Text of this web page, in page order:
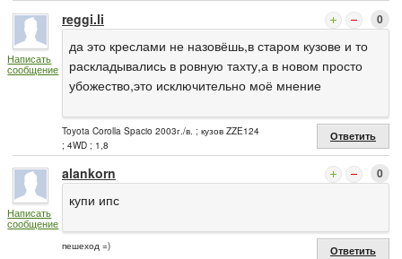
Написать
сообщение
reggi.li 0
да это креслами не назовёшь,в старом кузове и то
раскладывались в ровную тахту,а в новом просто
убожество,это исключительно моё мнение
Toyota Corolla Spacio 2003г./в. ; кузов ZZE124
; 4WD ; 1,8
Ответить
Написать
сообщение
alankorn 0
купи ипс
пешеход =) Ответить